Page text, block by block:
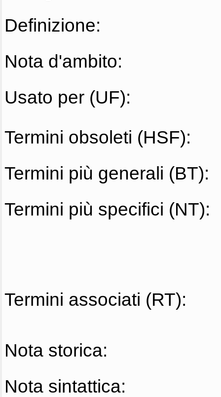
Definizione:
Nota d'ambito:
Usato per (UF):
Termini obsoleti (HSF):
Termini più generali (BT):
Termini più specifici (NT):
Termini associati (RT):
Nota storica:
Nota sintattica: